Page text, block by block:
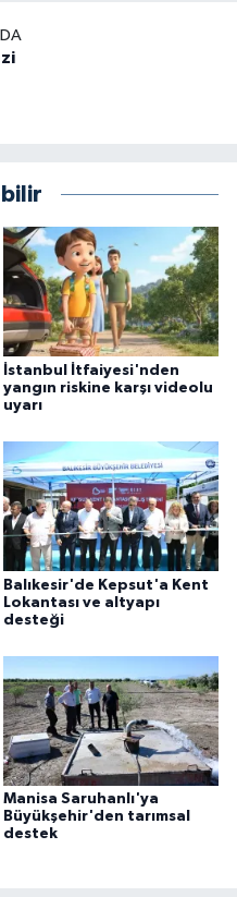
İstanbul İtfaiyesi'nden
yangın riskine karşı videolu
uyarı
Balıkesir'de Kepsut'a Kent
Lokantası ve altyapı
desteği
Manisa Saruhanlı'ya
Büyükşehir'den tarımsal
destek